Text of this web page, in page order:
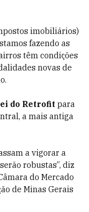
imobiliários)
fazendo as
têm condições
novas de
do Retrofit para
a mais antiga
a vigorar a
robustas”, diz
do Mercado
de Minas Gerais